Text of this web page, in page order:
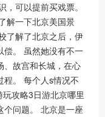
可以提前买戏票。
解一下北京美国景
了解了北京之后，伊
偿。 虽然她没有不一
、故宫和长城，在心
程。 每个人s情况不
攻略3日游北京哪里
个问题。 北京是一座